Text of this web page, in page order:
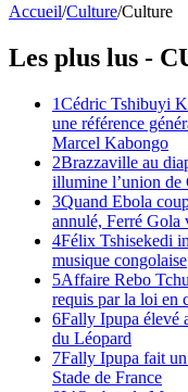
Accueil/Culture/Culture
Les plus lus -
1Cédric Tshibuyi
une référence
Marcel Kabongo
2Brazzaville au
illumine l’union de
3Quand Ebola
annulé, Ferré Gola
4Félix Tshisekedi
musique congolaise
5Affaire Rebo
requis par la loi en
6Fally Ipupa élevé
du Léopard
7Fally Ipupa fait
Stade de France